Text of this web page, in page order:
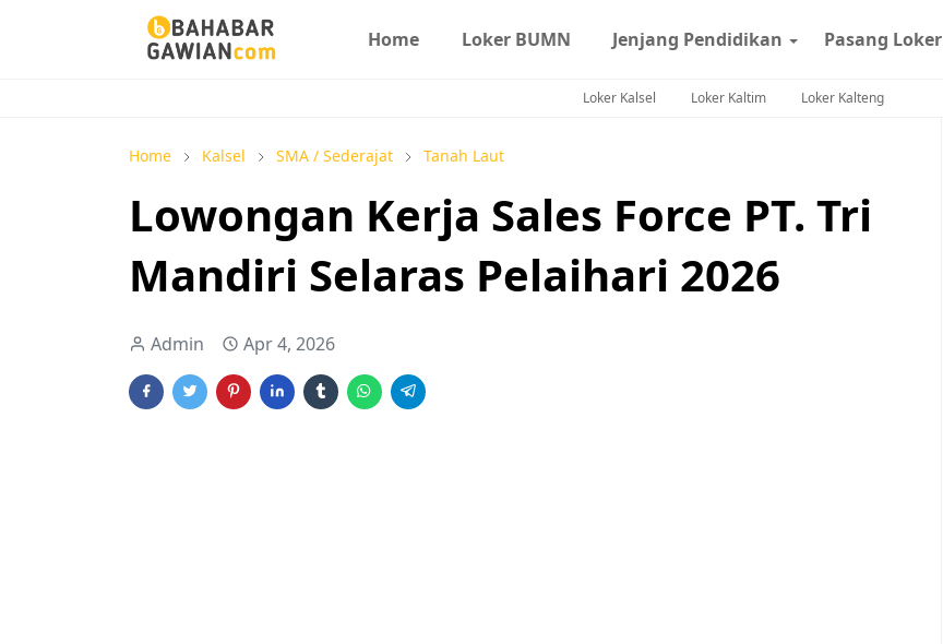
Home Loker BUMN Jenjang Pendidikan Pasang Loker
Loker Kalsel Loker Kaltim Loker Kalteng
Home Kalsel SMA / Sederajat Tanah Laut
Lowongan Kerja Sales Force PT. Tri
Mandiri Selaras Pelaihari 2026
Admin Apr 4, 2026